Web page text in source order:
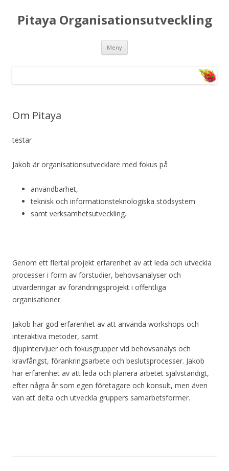
Pitaya Organisationsutveckling
Meny
Om Pitaya
testar
Jakob är organisationsutvecklare med fokus på
användbarhet,
teknisk och informationsteknologiska stödsystem
samt verksamhetsutveckling.
Genom ett flertal projekt erfarenhet av att leda och utveckla
processer i form av förstudier, behovsanalyser och
utvärderingar av förändringsprojekt i offentliga
organisationer.
Jakob har god erfarenhet av att använda workshops och
interaktiva metoder, samt
djupintervjuer och fokusgrupper vid behovsanalys och
kravfångst, förankringsarbete och beslutsprocesser. Jakob
har erfarenhet av att leda och planera arbetet självständigt,
efter några år som egen företagare och konsult, men även
van att delta och utveckla gruppers samarbetsformer.